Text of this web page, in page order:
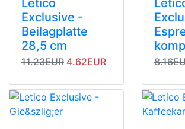
Exclusive -
Beilagplatte
28,5 cm
Originalpreis
11.23EUR Angebotspreis
4.62EUR